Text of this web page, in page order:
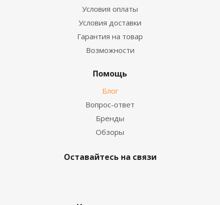
Условия оплаты
Условия доставки
Гарантия на товар
Возможности
Помощь
Блог
Вопрос-ответ
Бренды
Обзоры
Оставайтесь на связи